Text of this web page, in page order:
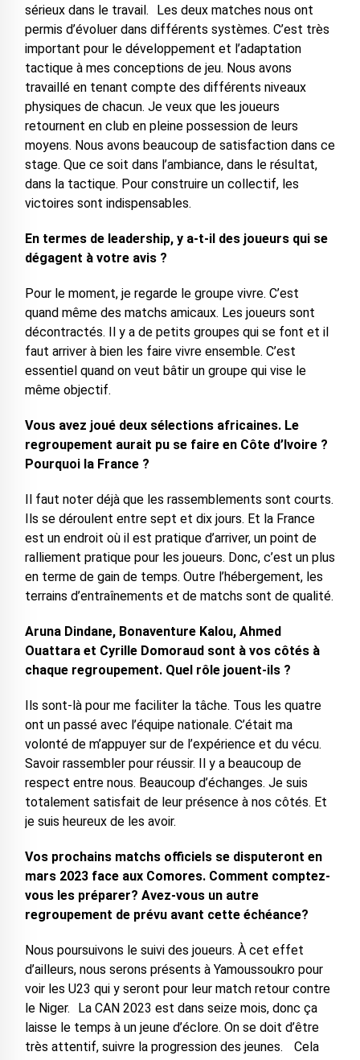
sérieux dans le travail. Les deux matches nous ont
permis d’évoluer dans différents systèmes. C’est très
important pour le développement et l’adaptation
tactique à mes conceptions de jeu. Nous avons
travaillé en tenant compte des différents niveaux
physiques de chacun. Je veux que les joueurs
retournent en club en pleine possession de leurs
moyens. Nous avons beaucoup de satisfaction dans ce
stage. Que ce soit dans l’ambiance, dans le résultat,
dans la tactique. Pour construire un collectif, les
victoires sont indispensables.
En termes de leadership, y a-t-il des joueurs qui se
dégagent à votre avis ?
Pour le moment, je regarde le groupe vivre. C’est
quand même des matchs amicaux. Les joueurs sont
décontractés. Il y a de petits groupes qui se font et il
faut arriver à bien les faire vivre ensemble. C’est
essentiel quand on veut bâtir un groupe qui vise le
même objectif.
Vous avez joué deux sélections africaines. Le
regroupement aurait pu se faire en Côte d’Ivoire ?
Pourquoi la France ?
Il faut noter déjà que les rassemblements sont courts.
Ils se déroulent entre sept et dix jours. Et la France
est un endroit où il est pratique d’arriver, un point de
ralliement pratique pour les joueurs. Donc, c’est un plus
en terme de gain de temps. Outre l’hébergement, les
terrains d’entraînements et de matchs sont de qualité.
Aruna Dindane, Bonaventure Kalou, Ahmed
Ouattara et Cyrille Domoraud sont à vos côtés à
chaque regroupement. Quel rôle jouent-ils ?
Ils sont-là pour me faciliter la tâche. Tous les quatre
ont un passé avec l’équipe nationale. C’était ma
volonté de m’appuyer sur de l’expérience et du vécu.
Savoir rassembler pour réussir. Il y a beaucoup de
respect entre nous. Beaucoup d’échanges. Je suis
totalement satisfait de leur présence à nos côtés. Et
je suis heureux de les avoir.
Vos prochains matchs officiels se disputeront en
mars 2023 face aux Comores. Comment comptez-
vous les préparer? Avez-vous un autre
regroupement de prévu avant cette échéance?
Nous poursuivons le suivi des joueurs. À cet effet
d’ailleurs, nous serons présents à Yamoussoukro pour
voir les U23 qui y seront pour leur match retour contre
le Niger. La CAN 2023 est dans seize mois, donc ça
laisse le temps à un jeune d’éclore. On se doit d’être
très attentif, suivre la progression des jeunes. Cela